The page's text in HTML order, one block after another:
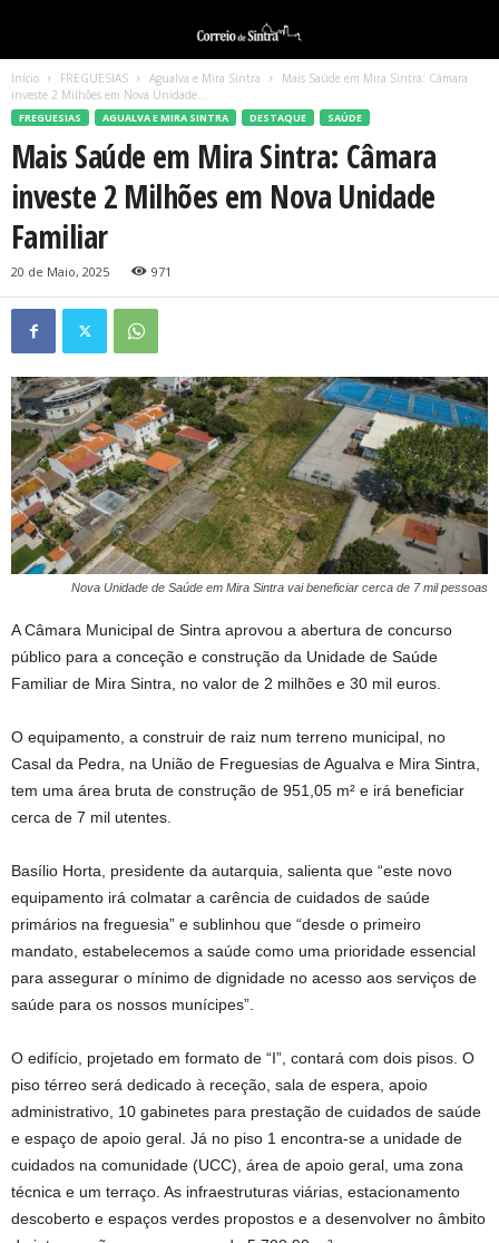
Início FREGUESIAS Agualva e Mira Sintra
Mais Saúde em Mira Sintra: Câmara
investe 2 Milhões em Nova Unidade...
FREGUESIAS AGUALVA E MIRA SINTRA DESTAQUE SAÚDE
Mais Saúde em Mira Sintra: Câmara
investe 2 Milhões em Nova Unidade
Familiar
20 de Maio, 2025 971
Nova Unidade de Saúde em Mira Sintra vai beneficiar cerca de 7 mil pessoas
A Câmara Municipal de Sintra aprovou a abertura de concurso
público para a conceção e construção da Unidade de Saúde
Familiar de Mira Sintra, no valor de 2 milhões e 30 mil euros.
O equipamento, a construir de raiz num terreno municipal, no
Casal da Pedra, na União de Freguesias de Agualva e Mira Sintra,
tem uma área bruta de construção de 951,05 m² e irá beneficiar
cerca de 7 mil utentes.
Basílio Horta, presidente da autarquia, salienta que “este novo
equipamento irá colmatar a carência de cuidados de saúde
primários na freguesia” e sublinhou que “desde o primeiro
mandato, estabelecemos a saúde como uma prioridade essencial
para assegurar o mínimo de dignidade no acesso aos serviços de
saúde para os nossos munícipes”.
O edifício, projetado em formato de “I”, contará com dois pisos. O
piso térreo será dedicado à receção, sala de espera, apoio
administrativo, 10 gabinetes para prestação de cuidados de saúde
e espaço de apoio geral. Já no piso 1 encontra-se a unidade de
cuidados na comunidade (UCC), área de apoio geral, uma zona
técnica e um terraço. As infraestruturas viárias, estacionamento
descoberto e espaços verdes propostos e a desenvolver no âmbito